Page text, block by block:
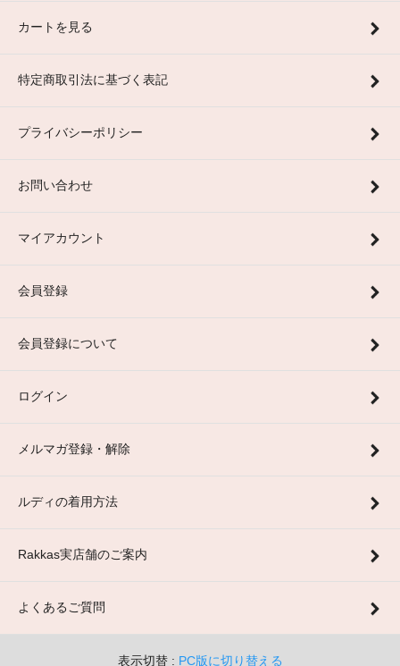
カートを見る
特定商取引法に基づく表記
プライバシーポリシー
お問い合わせ
マイアカウント
会員登録
会員登録について
ログイン
メルマガ登録・解除
ルディの着用方法
Rakkas実店舗のご案内
よくあるご質問
表示切替 : PC版に切り替える